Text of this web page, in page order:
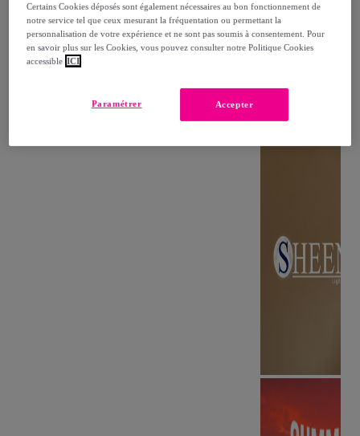
Certains Cookies déposés sont également nécessaires au bon fonctionnement de
notre service tel que ceux mesurant la fréquentation ou permettant la
personnalisation de votre expérience et ne sont pas soumis à consentement. Pour
en savoir plus sur les Cookies, vous pouvez consulter notre Politique Cookies
accessible ICI
Accepter
Paramétrer